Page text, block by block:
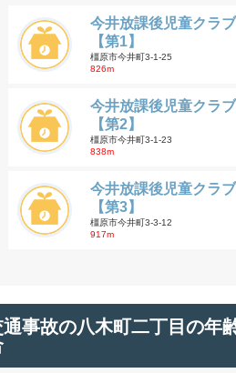
今井放課後児童クラブ
【第1】
橿原市今井町3-1-25
826m
今井放課後児童クラブ
【第2】
橿原市今井町3-1-23
838m
今井放課後児童クラブ
【第3】
橿原市今井町3-3-12
917m
事故の八木町二丁目の年